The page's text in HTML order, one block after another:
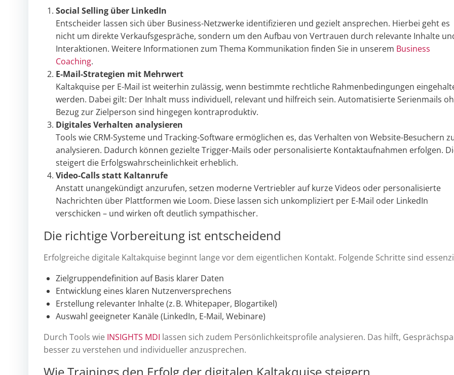
Social Selling über LinkedIn
Entscheider lassen sich über Business-Netzwerke identifizieren und gezielt ansprechen. Hierbei geht es
nicht um direkte Verkaufsgespräche, sondern um den Aufbau von Vertrauen durch relevante Inhalte
Interaktionen. Weitere Informationen zum Thema Kommunikation finden Sie in unserem Business
Coaching.
E-Mail-Strategien mit Mehrwert
Kaltakquise per E-Mail ist weiterhin zulässig, wenn bestimmte rechtliche Rahmenbedingungen
werden. Dabei gilt: Der Inhalt muss individuell, relevant und hilfreich sein. Automatisierte Serienmails
Bezug zur Zielperson sind hingegen kontraproduktiv.
Digitales Verhalten analysieren
Tools wie CRM-Systeme und Tracking-Software ermöglichen es, das Verhalten von Website-Besuchern
analysieren. Dadurch können gezielte Trigger-Mails oder personalisierte Kontaktaufnahmen erfolgen.
steigert die Erfolgswahrscheinlichkeit erheblich.
Video-Calls statt Kaltanrufe
Anstatt unangekündigt anzurufen, setzen moderne Vertriebler auf kurze Videos oder personalisierte
Nachrichten über Plattformen wie Loom. Diese lassen sich unkompliziert per E-Mail oder LinkedIn
verschicken – und wirken oft deutlich sympathischer.
Die richtige Vorbereitung ist entscheidend
Erfolgreiche digitale Kaltakquise beginnt lange vor dem eigentlichen Kontakt. Folgende Schritte sind
Zielgruppendefinition auf Basis klarer Daten
Entwicklung eines klaren Nutzenversprechens
Erstellung relevanter Inhalte (z. B. Whitepaper, Blogartikel)
Auswahl geeigneter Kanäle (LinkedIn, E-Mail, Webinare)
Durch Tools wie INSIGHTS MDI lassen sich zudem Persönlichkeitsprofile analysieren. Das hilft,
besser zu verstehen und individueller anzusprechen.